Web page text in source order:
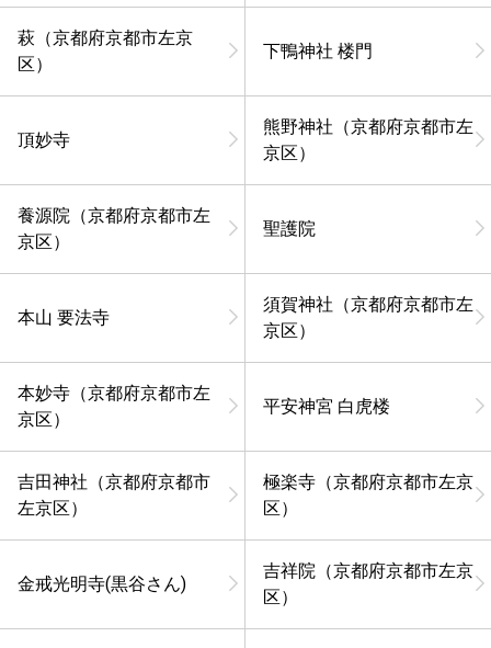
萩（京都府京都市左京
区）
下鴨神社 楼門
頂妙寺
熊野神社（京都府京都市左
京区）
養源院（京都府京都市左
京区）
聖護院
本山 要法寺
須賀神社（京都府京都市左
京区）
本妙寺（京都府京都市左
京区）
平安神宮 白虎楼
吉田神社（京都府京都市
左京区）
極楽寺（京都府京都市左京
区）
金戒光明寺(黒谷さん)
吉祥院（京都府京都市左京
区）